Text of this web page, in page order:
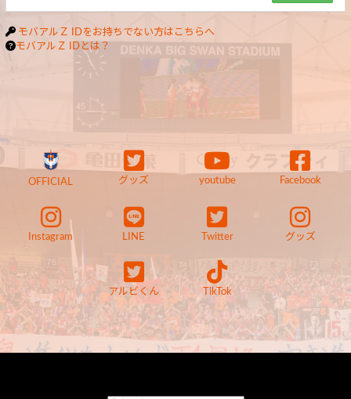
モバアルＺ IDをお持ちでない方はこちらへ
モバアルＺ IDとは？
OFFICIAL グッズ youtube Facebook
Instagram LINE Twitter グッズ
アルビくん TikTok